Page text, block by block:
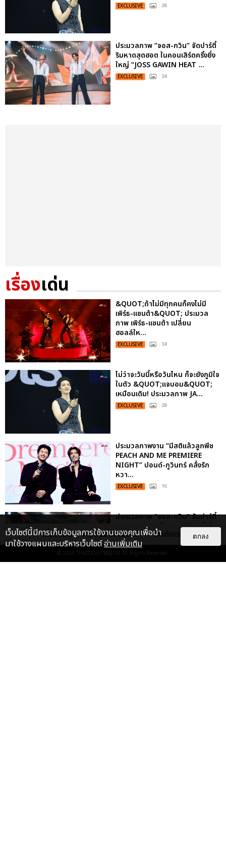
EXCLUSIVE : 28
ประมวลภาพ “จอส-กวิน” จัดปาร์ตี้
ริมหาดสุดฮอต ในคอนเสิร์ตครั้งยิ่ง
ใหญ่ “JOSS GAWIN HEAT ...
EXCLUSIVE : 34
เรื่องเด่น
&QUOT;ถ้าไม่มีทุกคนก็คงไม่มี
เพิร์ธ-แซนต้า&QUOT; ประมวล
ภาพ เพิร์ธ-แซนต้า เปลี่ยน
ฮอลล์ให...
EXCLUSIVE : 34
ไม่ว่าจะวันนี้หรือวันไหน ก็จะยังภูมิใจ
ในตัว &QUOT;แจบอม&QUOT;
เหมือนเดิม! ประมวลภาพ JA...
EXCLUSIVE : 28
ประมวลภาพงาน “มีสติแล้วลูกพีช
PEACH AND ME PREMIERE
NIGHT” ปอนด์-ภูวินทร์ คลั่งรัก
หวา...
EXCLUSIVE : 16
ประมวลภาพ “จอส-กวิน” จัดปาร์ตี้
ริมหาดสุดฮอต ในคอนเสิร์ตครั้งยิ่ง
ใหญ่ “JOSS GAWIN HEAT ...
EXCLUSIVE
เกี่ยวกับเรา ติดต่อลงโฆษณา ติดต่อเรา
© 2026 THAITICKETMAJOR All Rights Reserved.
เว็บไซต์นี้มีการเก็บข้อมูลการใช้งานของคุณเพื่อนำ
มาใช้วางแผนและบริหารเว็บไซต์อ่านเพิ่มเติม
ตกลง